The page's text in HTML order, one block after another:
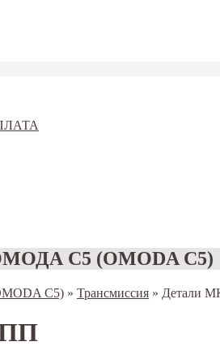
С5 (OMODA C5)
C5) » Трансмиссия » Детали